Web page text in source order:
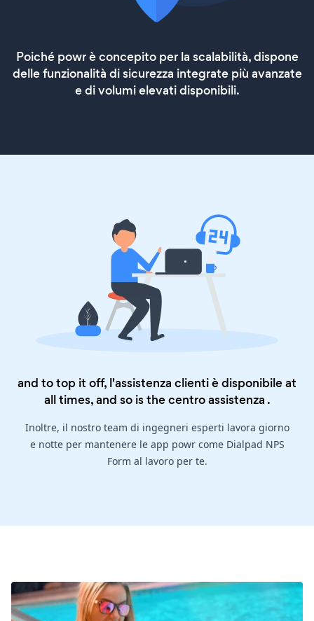
Poiché powr è concepito per la scalabilità, dispone
delle funzionalità di sicurezza integrate più avanzate
e di volumi elevati disponibili.
and to top it off, l'assistenza clienti è disponibile at
all times, and so is thecentro assistenza .
Inoltre, il nostro team di ingegneri esperti lavora giorno
e notte per mantenere le app powr come Dialpad NPS
Form al lavoro per te.